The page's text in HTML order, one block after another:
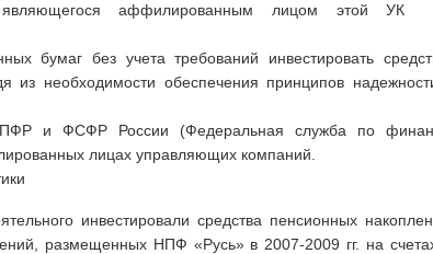
являющегося аффилированным лицом этой
бумаг без учета требований инвестировать
из необходимости обеспечения принципов
и ФСФР России (Федеральная служба по
лицах управляющих компаний.
инвестировали средства пенсионных
размещенных НПФ «Русь» в 2007-2009 гг. на